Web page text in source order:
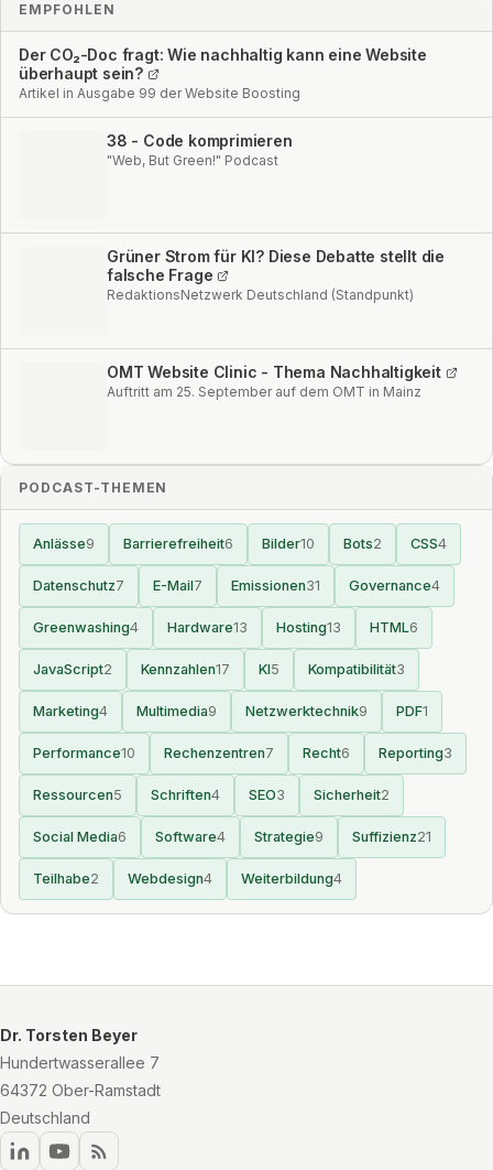
EMPFOHLEN
Der CO₂-Doc fragt: Wie nachhaltig kann eine Website
überhaupt sein?
Artikel in Ausgabe 99 der Website Boosting
38 - Code komprimieren
"Web, But Green!" Podcast
Grüner Strom für KI? Diese Debatte stellt die
falsche Frage
RedaktionsNetzwerk Deutschland (Standpunkt)
OMT Website Clinic - Thema Nachhaltigkeit
Auftritt am 25. September auf dem OMT in Mainz
PODCAST-THEMEN
Anlässe9 Barrierefreiheit6 Bilder10 Bots2 CSS4
Datenschutz7 E-Mail7 Emissionen31 Governance4
Greenwashing4 Hardware13 Hosting13 HTML6
JavaScript2 Kennzahlen17 KI5 Kompatibilität3
Marketing4 Multimedia9 Netzwerktechnik9 PDF1
Performance10 Rechenzentren7 Recht6 Reporting3
Ressourcen5 Schriften4 SEO3 Sicherheit2
Social Media6 Software4 Strategie9 Suffizienz21
Teilhabe2 Webdesign4 Weiterbildung4
Dr. Torsten Beyer
Hundertwasserallee 7
64372 Ober-Ramstadt
Deutschland